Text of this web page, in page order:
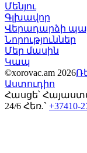
Մենյու
Գլխավոր
Վերադարձի
Նորություններ
Մեր մասին
Կապ
©xorovac.am 2026
Աստուդիո
Հասցե՝
24/6 Հեռ.` +37410-